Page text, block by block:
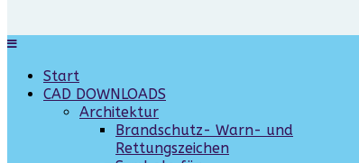
Start
CAD DOWNLOADS
Architektur
Brandschutz- Warn- und
Rettungszeichen